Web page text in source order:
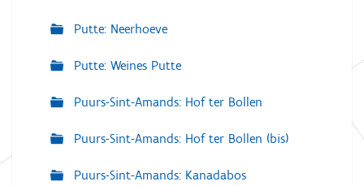
Putte: Neerhoeve
Putte: Weines Putte
Puurs-Sint-Amands: Hof ter Bollen
Puurs-Sint-Amands: Hof ter Bollen (bis)
Puurs-Sint-Amands: Kanadabos